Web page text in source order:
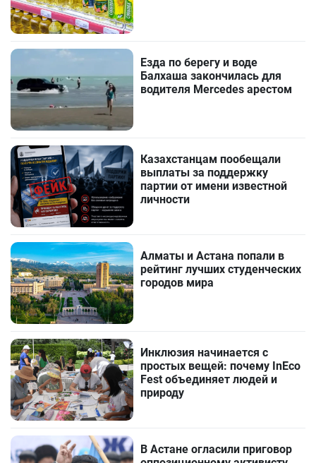
Езда по берегу и воде
Балхаша закончилась для
водителя Mercedes арестом
Казахстанцам пообещали
выплаты за поддержку
партии от имени известной
личности
Алматы и Астана попали в
рейтинг лучших студенческих
городов мира
Инклюзия начинается с
простых вещей: почему InEco
Fest объединяет людей и
природу
В Астане огласили приговор